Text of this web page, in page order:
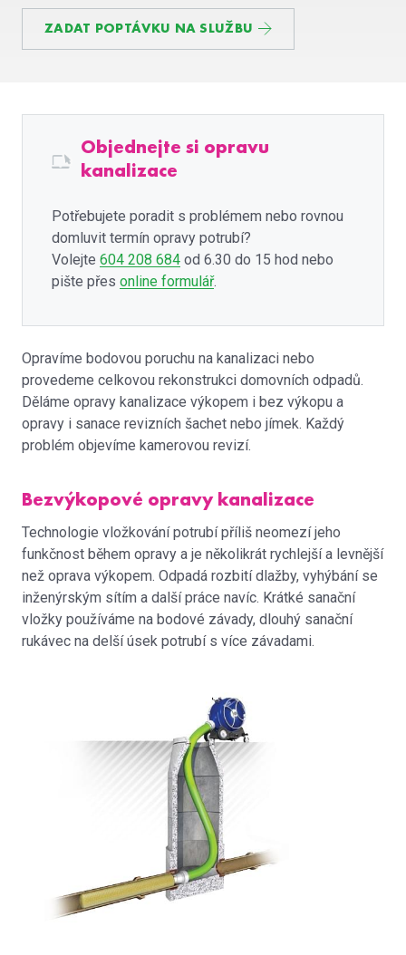
ZADAT POPTÁVKU NA SLUŽBU
Objednejte si opravu
kanalizace
Potřebujete poradit s problémem nebo rovnou
domluvit termín opravy potrubí?
Volejte 604 208 684 od 6.30 do 15 hod nebo
pište přes online formulář.
Opravíme bodovou poruchu na kanalizaci nebo
provedeme celkovou rekonstrukci domovních odpadů.
Děláme opravy kanalizace výkopem i bez výkopu a
opravy i sanace revizních šachet nebo jímek. Každý
problém objevíme kamerovou revizí.
Bezvýkopové opravy kanalizace
Technologie vložkování potrubí příliš neomezí jeho
funkčnost během opravy a je několikrát rychlejší a levnější
než oprava výkopem. Odpadá rozbití dlažby, vyhýbání se
inženýrským sítím a další práce navíc. Krátké sanační
vložky používáme na bodové závady, dlouhý sanační
rukávec na delší úsek potrubí s více závadami.